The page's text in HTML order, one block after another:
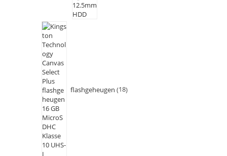
flashgeheugen 18